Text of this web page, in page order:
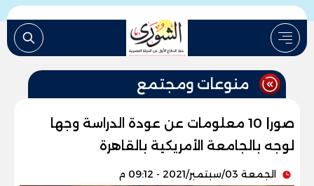
منوعات ومجتمع
صور| 10 معلومات عن عودة الدراسة وجها
لوجه بالجامعة الأمريكية بالقاهرة
الجمعة 03/سبتمبر/2021 - 09:12 م